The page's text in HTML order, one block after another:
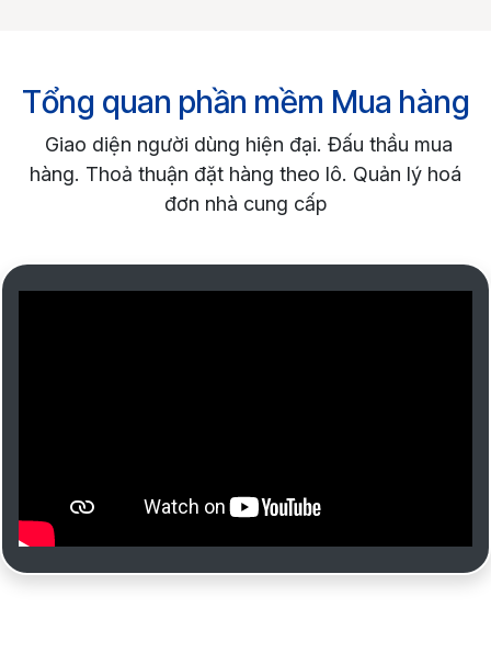
Tổng quan phần mềm Mua hàng
Giao diện người dùng hiện đại. Đấu thầu mua
hàng. Thoả thuận đặt hàng theo lô. Quản lý hoá
đơn nhà cung cấp